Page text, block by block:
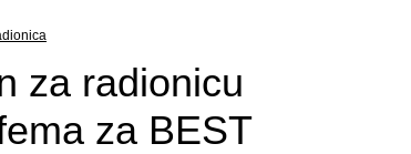
za radionicu
za BEST